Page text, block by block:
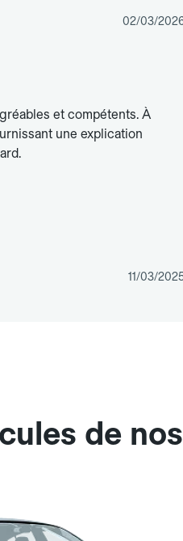
02/03/
et compétents. À
une explication
11/03/
de